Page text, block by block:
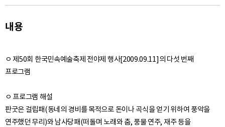
내용
ㅇ 제50회 한국민속예술축제 전야제 행사[2009.09.11]의 다섯 번째
프로그램
ㅇ 프로그램 해설
판굿은 걸립패(동네의 경비를 목적으로 돈이나 곡식을 얻기 위하여 풍악을
연주했던 무리)와 남사당패(떠돌며 노래와 춤, 풍물 연주, 재주 등을